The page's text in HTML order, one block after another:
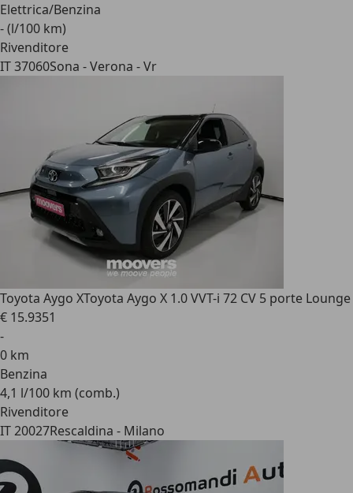
Elettrica/Benzina
- (l/100 km)
Rivenditore
IT 37060Sona - Verona - Vr
Toyota Aygo XToyota Aygo X 1.0 VVT-i 72 CV 5 porte Lounge
€ 15.9351
-
0 km
Benzina
4,1 l/100 km (comb.)
Rivenditore
IT 20027Rescaldina - Milano